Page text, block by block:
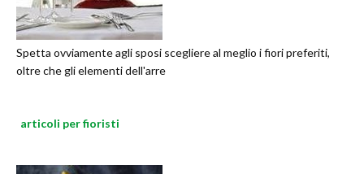
Spetta ovviamente agli sposi scegliere al meglio i fiori preferiti,
oltre che gli elementi dell'arre
articoli per fioristi